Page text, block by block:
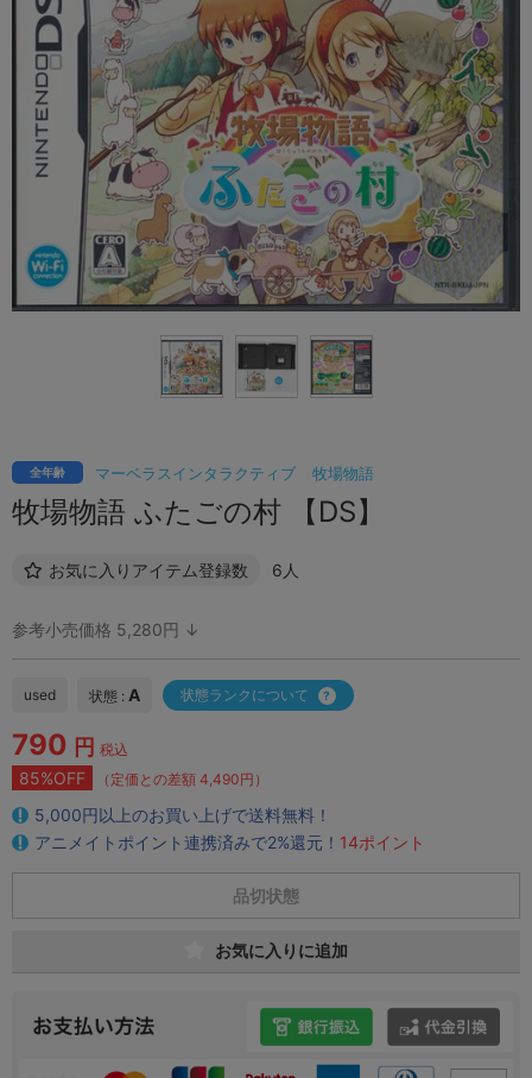
マーベラスインタラクティブ 牧場物語
全年齢
牧場物語 ふたごの村 【DS】
お気に入りアイテム登録数 6人
参考小売価格 5,280円 ↓
used 状態 : A 状態ランクについて
790 円 税込
85%OFF （定価との差額 4,490円）
5,000円以上のお買い上げで送料無料！
アニメイトポイント連携済みで2%還元！ 14ポイント
品切状態
お気に入りに追加